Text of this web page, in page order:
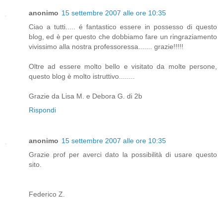
anonimo 15 settembre 2007 alle ore 10:35
Ciao a tutti..... é fantastico essere in possesso di questo
blog, ed è per questo che dobbiamo fare un ringraziamento
vivissimo alla nostra professoressa....... grazie!!!!!
Oltre ad essere molto bello e visitato da molte persone,
questo blog è molto istruttivo........
Grazie da Lisa M. e Debora G. di 2b
Rispondi
anonimo 15 settembre 2007 alle ore 10:35
Grazie prof per averci dato la possibilità di usare questo
sito.
Federico Z.